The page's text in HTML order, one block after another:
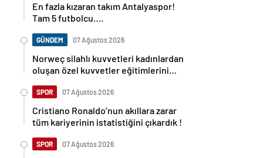
En fazla kızaran takım Antalyaspor!
Tam 5 futbolcu….
GÜNDEM 07 Ağustos 2026
Norweç silahlı kuvvetleri kadınlardan
oluşan özel kuvvetler eğitimlerini
SPOR 07 Ağustos 2026
Cristiano Ronaldo’nun akıllara zarar
tüm kariyerinin istatistiğini çıkardık !
SPOR 07 Ağustos 2026